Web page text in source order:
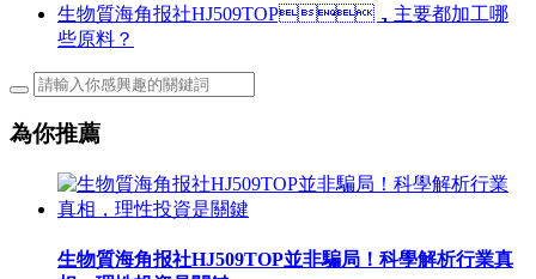
生物質海角报社HJ509TOP，主要都加工哪
些原料？
為你推薦
生物質海角报社HJ509TOP並非騙局！科學解析行業真